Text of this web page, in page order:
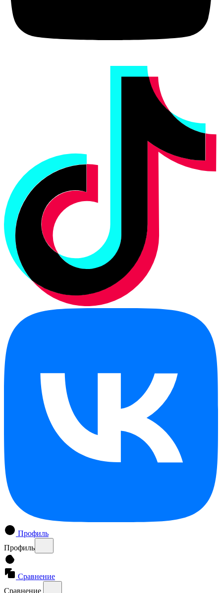
Профиль
Профиль
Сравнение
Сравнение